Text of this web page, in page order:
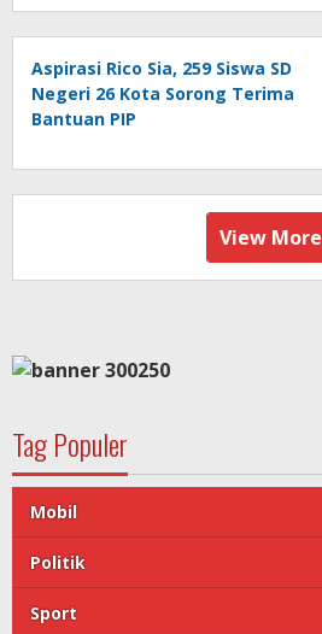
Aspirasi Rico Sia, 259 Siswa SD
Negeri 26 Kota Sorong Terima
Bantuan PIP
View More
Tag Populer
Mobil
Politik
Sport